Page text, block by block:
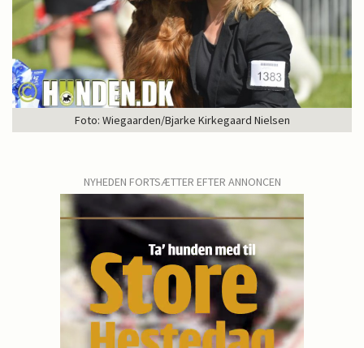
Foto: Wiegaarden/Bjarke Kirkegaard Nielsen
NYHEDEN FORTSÆTTER EFTER ANNONCEN